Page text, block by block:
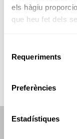
els hàgiu
que heu fet dels
Requeriments
Preferències
Estadístiques